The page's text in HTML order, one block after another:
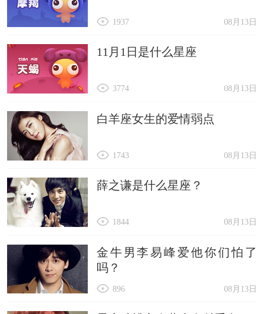
08月13日
1937
11月1日是什么星座
08月13日
3774
白羊座女生的爱情弱点
08月13日
1743
薛之谦是什么星座？
08月13日
1844
金牛男李易峰爱他你们怕了
吗？
08月13日
896